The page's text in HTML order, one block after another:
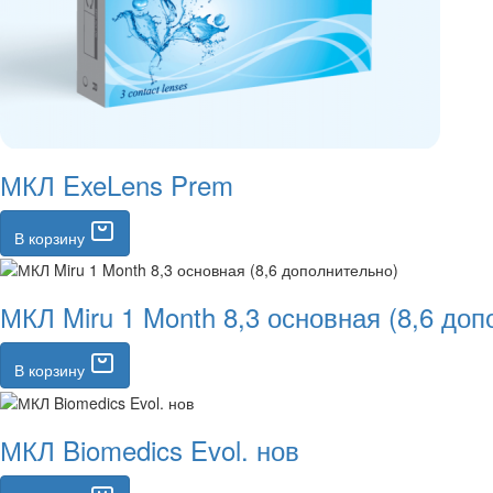
МКЛ ExeLens Prem
В корзину
МКЛ Miru 1 Month 8,3 основная (8,6
В корзину
МКЛ Biomedics Evol. нов